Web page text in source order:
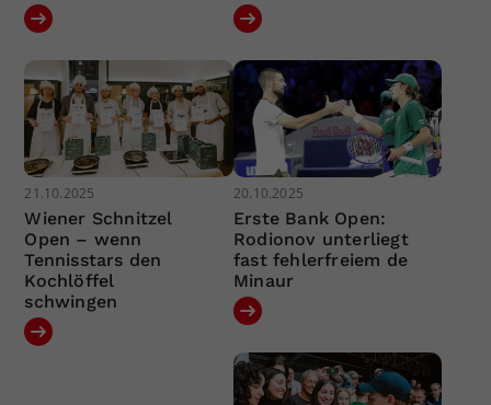
21.10.2025
Wiener Schnitzel
Open – wenn
Tennisstars den
Kochlöffel
schwingen
20.10.2025
Erste Bank Open:
Rodionov unterliegt
fast fehlerfreiem de
Minaur